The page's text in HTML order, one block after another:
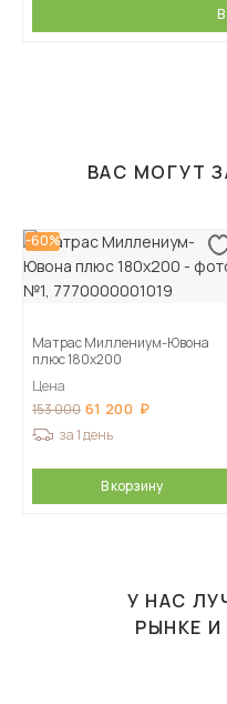
ВАС МОГУТ
-60%
Матрас Миллениум-Ювона
плюс 180х200
Цена
153 000 61 200
за 1 день
В корзину
У НАС
РЫНКЕ